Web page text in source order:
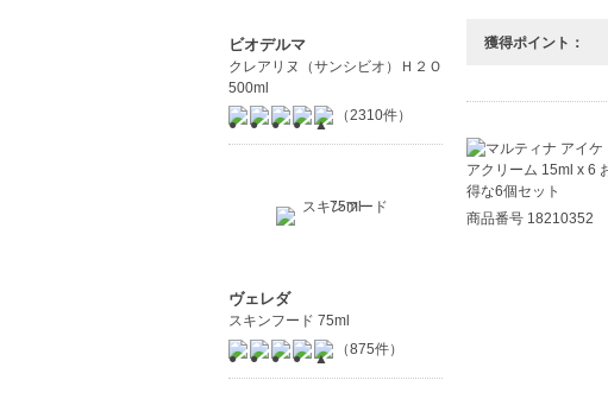
獲得ポイント：
商品番号 18210352
ビオデルマ
クレアリヌ（サンシビオ）Ｈ２Ｏ
500ml
（2310件）
ヴェレダ
スキンフード 75ml
（875件）